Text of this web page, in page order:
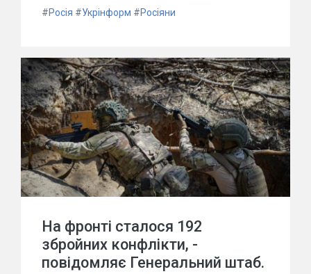
#Росія #Укрінформ #Росіяни
На фронті сталося 192
збройних конфлікти, -
повідомляє Генеральний штаб.